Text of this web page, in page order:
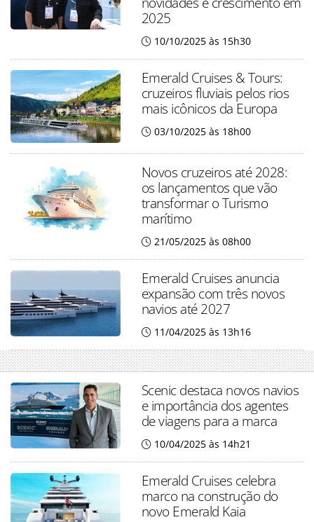
2025
10/10/2025 às 15h30
Emerald Cruises & Tours:
cruzeiros fluviais pelos rios
mais icônicos da Europa
03/10/2025 às 18h00
Novos cruzeiros até 2028:
os lançamentos que vão
transformar o Turismo
marítimo
21/05/2025 às 08h00
Emerald Cruises anuncia
expansão com três novos
navios até 2027
11/04/2025 às 13h16
Scenic destaca novos navios
e importância dos agentes
de viagens para a marca
10/04/2025 às 14h21
Emerald Cruises celebra
marco na construção do
novo Emerald Kaia